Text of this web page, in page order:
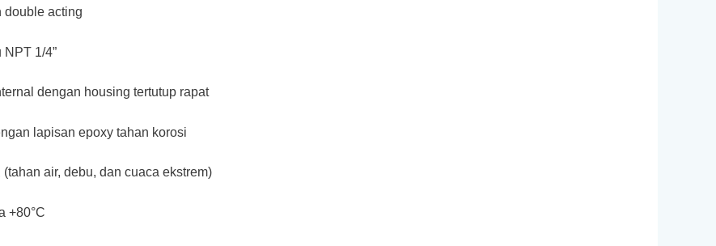
double acting
NPT 1/4”
dengan housing tertutup rapat
lapisan epoxy tahan korosi
air, debu, dan cuaca ekstrem)
+80°C